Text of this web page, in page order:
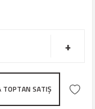
+
TOPTAN SATIŞ